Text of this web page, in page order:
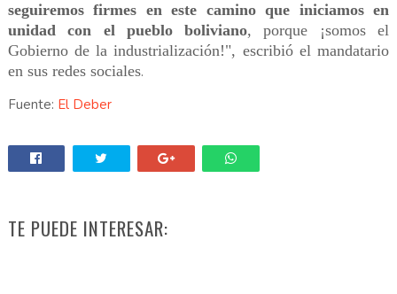
seguiremos firmes en este camino que iniciamos en
unidad con el pueblo boliviano, porque ¡somos el
Gobierno de la industrialización!", escribió el mandatario
en sus redes sociales.
Fuente: El Deber
TE PUEDE INTERESAR: